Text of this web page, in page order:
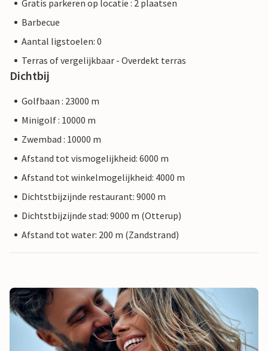
Gratis parkeren op locatie : 2 plaatsen
Barbecue
Aantal ligstoelen: 0
Terras of vergelijkbaar - Overdekt terras
Dichtbij
Golfbaan : 23000 m
Minigolf : 10000 m
Zwembad : 10000 m
Afstand tot vismogelijkheid: 6000 m
Afstand tot winkelmogelijkheid: 4000 m
Dichtstbijzijnde restaurant: 9000 m
Dichtstbijzijnde stad: 9000 m (Otterup)
Afstand tot water: 200 m (Zandstrand)